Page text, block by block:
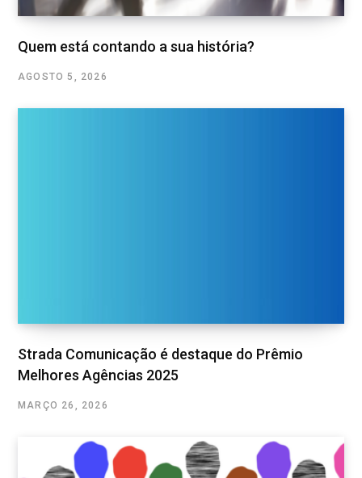
Quem está contando a sua história?
AGOSTO 5, 2026
Strada Comunicação é destaque do Prêmio
Melhores Agências 2025
MARÇO 26, 2026